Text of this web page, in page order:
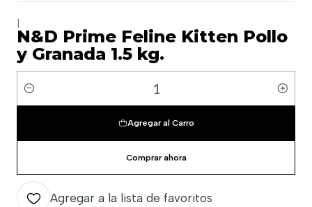
N&D Prime Feline Kitten Pollo
y Granada 1.5 kg.
Cantidad
Agregar al Carro
Comprar ahora
Agregar a la lista de favoritos